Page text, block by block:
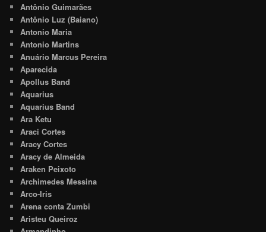
Antônio Guimarães
Antônio Luz (Baiano)
Antonio Maria
Antonio Martins
Anuário Marcus Pereira
Aparecida
Apollus Band
Aquarius
Aquarius Band
Ara Ketu
Araci Cortes
Aracy Cortes
Aracy de Almeida
Araken Peixoto
Archimedes Messina
Arco-Iris
Arena conta Zumbi
Aristeu Queiroz